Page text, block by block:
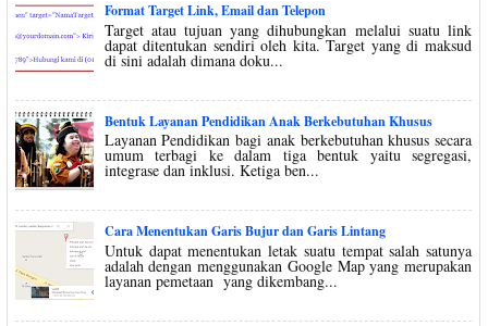
Format Target Link, Email dan Telepon
Target atau tujuan yang dihubungkan melalui suatu link
dapat ditentukan sendiri oleh kita. Target yang di maksud
di sini adalah dimana doku...
Bentuk Layanan Pendidikan Anak Berkebutuhan Khusus
Layanan Pendidikan bagi anak berkebutuhan khusus secara
umum terbagi ke dalam tiga bentuk yaitu segregasi,
integrase dan inklusi. Ketiga ben...
Cara Menentukan Garis Bujur dan Garis Lintang
Untuk dapat menentukan letak suatu tempat salah satunya
adalah dengan menggunakan Google Map yang merupakan
layanan pemetaan yang dikembang...